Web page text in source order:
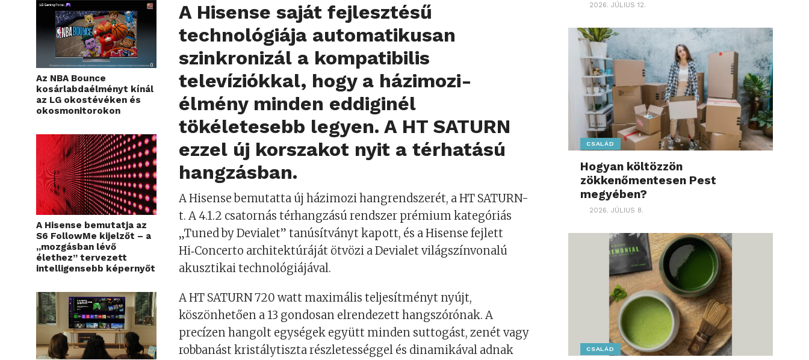
Az NBA Bounce
kosárlabdaélményt kínál
az LG okostévéken és
okosmonitorokon
A Hisense bemutatja az
S6 FollowMe kijelzőt – a
„mozgásban lévő
élethez” tervezett
intelligensebb képernyőt
A Hisense saját fejlesztésű
technológiája automatikusan
szinkronizál a kompatibilis
televíziókkal, hogy a házimozi-
élmény minden eddiginél
tökéletesebb legyen. A HT SATURN
ezzel új korszakot nyit a térhatású
hangzásban.
A Hisense bemutatta új házimozi hangrendszerét, a HT SATURN-
t. A 4.1.2 csatornás térhangzású rendszer prémium kategóriás
„Tuned by Devialet” tanúsítványt kapott, és a Hisense fejlett
Hi‑Concerto architektúráját ötvözi a Devialet világszínvonalú
akusztikai technológiájával.
A HT SATURN 720 watt maximális teljesítményt nyújt,
köszönhetően a 13 gondosan elrendezett hangszórónak. A
precízen hangolt egységek együtt minden suttogást, zenét vagy
robbanást kristálytiszta részletességgel és dinamikával adnak
2026. JÚLIUS 12.
CSALÁD
Hogyan költözzön
zökkenőmentesen Pest
megyében?
2026. JÚLIUS 8.
CSALÁD